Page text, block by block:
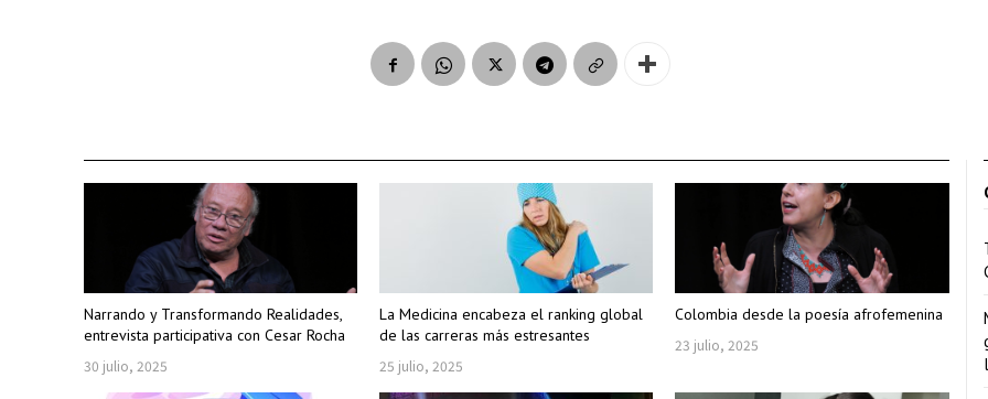
Narrando y Transformando Realidades,
entrevista participativa con Cesar Rocha
30 julio, 2025
La Medicina encabeza el ranking global
de las carreras más estresantes
25 julio, 2025
Colombia desde la poesía afrofemenina
23 julio, 2025